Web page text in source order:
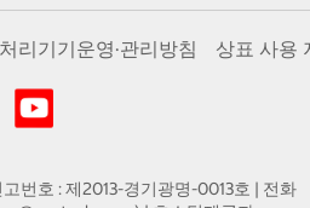
리기기운영·관리방침 상표 사용
번호 : 제2013-경기광명-0013호 | 전화